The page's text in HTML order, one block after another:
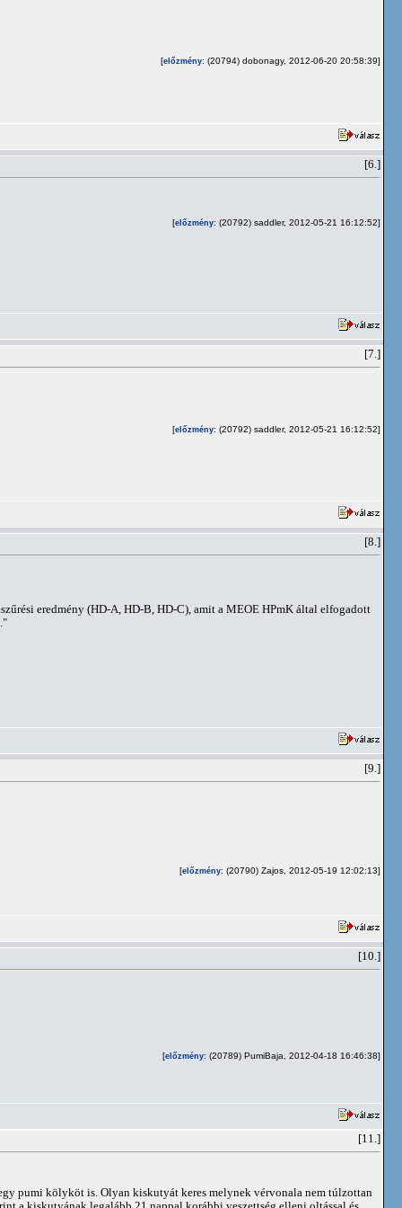
[előzmény: (20794) dobonagy, 2012-06-20 20:58:39]
[6.]
[előzmény: (20792) saddler, 2012-05-21 16:12:52]
[7.]
[előzmény: (20792) saddler, 2012-05-21 16:12:52]
[8.]
eredmény (HD-A, HD-B, HD-C), amit a MEOE HPmK által elfogadott
[9.]
[előzmény: (20790) Zajos, 2012-05-19 12:02:13]
[10.]
[előzmény: (20789) PumiBaja, 2012-04-18 16:46:38]
[11.]
pumi kölyköt is. Olyan kiskutyát keres melynek vérvonala nem túlzottan